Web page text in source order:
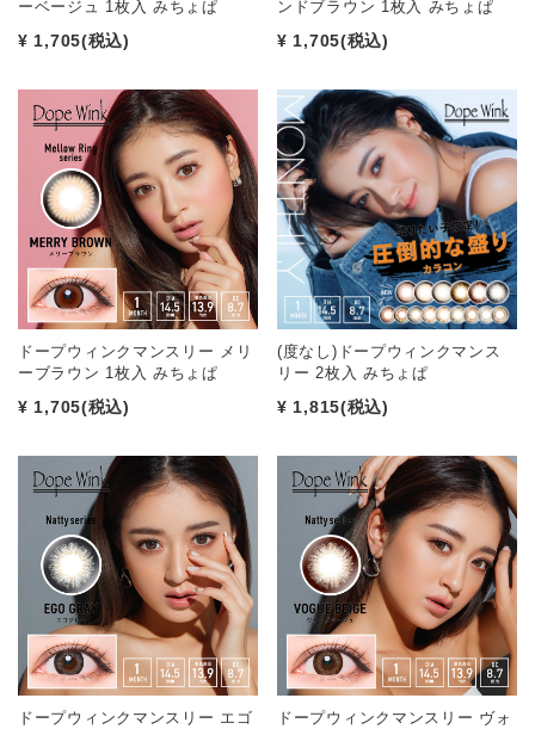
ーベージュ 1枚入 みちょぱ
¥ 1,705(税込)
ンドブラウン 1枚入 みちょぱ
¥ 1,705(税込)
ドープウィンクマンスリー メリ
ーブラウン 1枚入 みちょぱ
¥ 1,705(税込)
(度なし)ドープウィンクマンス
リー 2枚入 みちょぱ
¥ 1,815(税込)
ドープウィンクマンスリー エゴ
ドープウィンクマンスリー ヴォ